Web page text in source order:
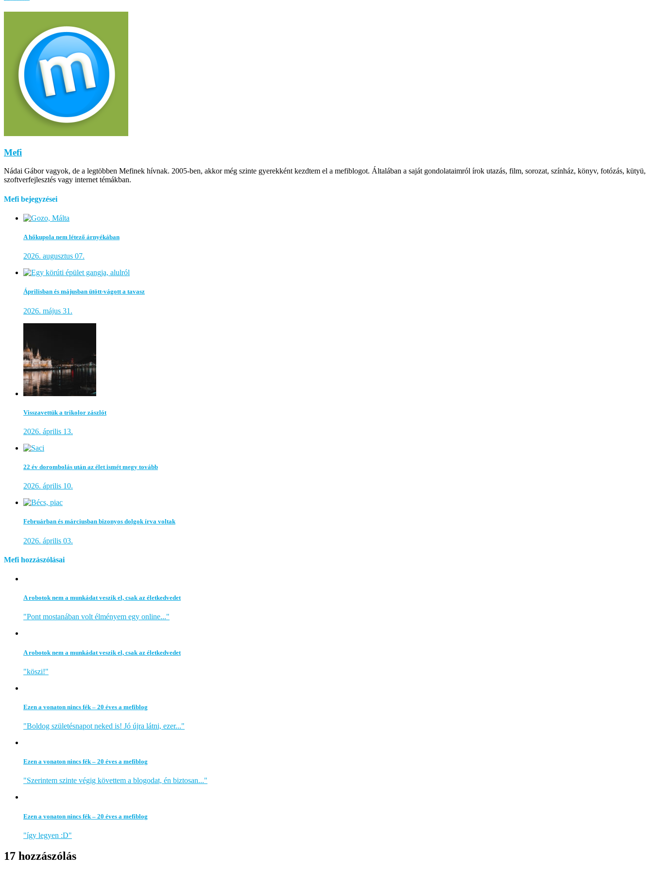
Mefi
Nádai Gábor vagyok, de a legtöbben Mefinek hívnak. 2005-ben, akkor még szinte gyerekként kezdtem el a mefiblogot. Általában a saját gondolataimról írok utazás, film, sorozat, színház, könyv, fotózás, kütyü,
szoftverfejlesztés vagy internet témákban.
Mefi bejegyzései
A hőkupola nem létező árnyékában
2026. augusztus 07.
Áprilisban és májusban ütött-vágott a tavasz
2026. május 31.
Visszavettük a trikolor zászlót
2026. április 13.
22 év dorombolás után az élet ismét megy tovább
2026. április 10.
Februárban és márciusban bizonyos dolgok írva voltak
2026. április 03.
Mefi hozzászólásai
A robotok nem a munkádat veszik el, csak az életkedvedet
"Pont mostanában volt élményem egy online..."
A robotok nem a munkádat veszik el, csak az életkedvedet
"köszi!"
Ezen a vonaton nincs fék – 20 éves a mefiblog
"Boldog születésnapot neked is! Jó újra látni, ezer..."
Ezen a vonaton nincs fék – 20 éves a mefiblog
"Szerintem szinte végig követtem a blogodat, én biztosan..."
Ezen a vonaton nincs fék – 20 éves a mefiblog
"így legyen :D"
17 hozzászólás